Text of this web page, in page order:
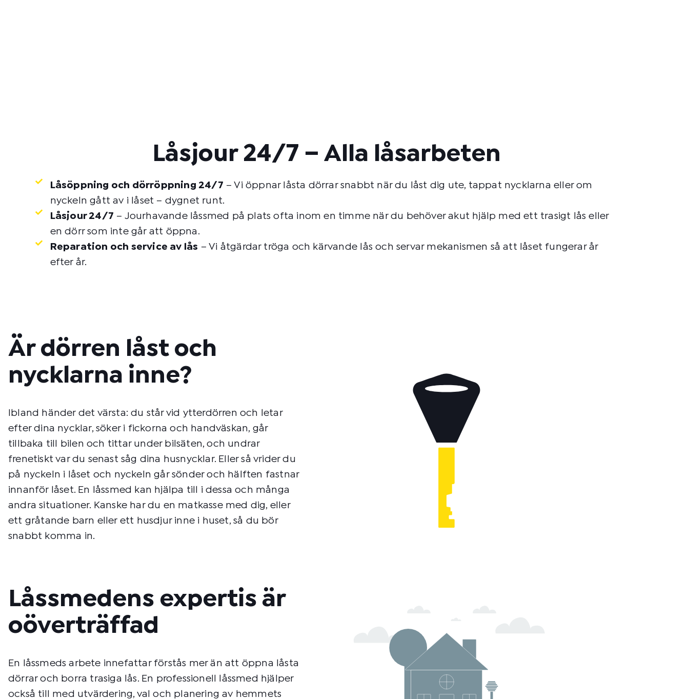
Låsjour 24/7 – Alla låsarbeten
Låsöppning och dörröppning 24/7 – Vi öppnar låsta dörrar snabbt när du låst dig ute, tappat nycklarna eller om
nyckeln gått av i låset – dygnet runt.
Låsjour 24/7 – Jourhavande låssmed på plats ofta inom en timme när du behöver akut hjälp med ett trasigt lås eller
en dörr som inte går att öppna.
Reparation och service av lås – Vi åtgärdar tröga och kärvande lås och servar mekanismen så att låset fungerar år
efter år.
Är dörren låst och
nycklarna inne?
Ibland händer det värsta: du står vid ytterdörren och letar
efter dina nycklar, söker i fickorna och handväskan, går
tillbaka till bilen och tittar under bilsäten, och undrar
frenetiskt var du senast såg dina husnycklar. Eller så vrider du
på nyckeln i låset och nyckeln går sönder och hälften fastnar
innanför låset. En låssmed kan hjälpa till i dessa och många
andra situationer. Kanske har du en matkasse med dig, eller
ett gråtande barn eller ett husdjur inne i huset, så du bör
snabbt komma in.
Låssmedens expertis är
oöverträffad
En låssmeds arbete innefattar förstås mer än att öppna låsta
dörrar och borra trasiga lås. En professionell låssmed hjälper
också till med utvärdering, val och planering av hemmets